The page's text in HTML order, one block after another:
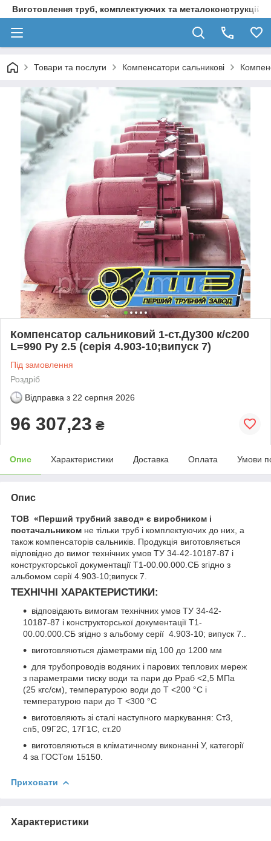
Виготовлення труб, комплектуючих та металоконструкцій
Товари та послуги Компенсатори сальникові
Компенсатор сальниковий 1-ст.Ду300 к/с200
L=990 Py 2.5 (серія 4.903-10;випуск 7)
Під замовлення
Роздріб
Відправка з 22 серпня 2026
96 307,23 ₴
Опис Характеристики Доставка Оплата Умови
Опис
ТОВ «Перший трубний завод» є виробником і
постачальником не тільки труб і комплектуючих до них, а
також компенсаторів сальників. Продукція виготовляється
відповідно до вимог технічних умов ТУ 34-42-10187-87 і
конструкторської документації Т1-00.00.000.СБ згідно з
альбомом серії 4.903-10;випуск 7.
ТЕХНІЧНІ ХАРАКТЕРИСТИКИ:
відповідають вимогам технічних умов ТУ 34-42-
10187-87 і конструкторської документації Т1-
00.00.000.СБ згідно з альбому серії 4.903-10; випуск 7..
виготовляються діаметрами від 100 до 1200 мм
для трубопроводів водяних і парових теплових мереж
з параметрами тиску води та пари до Рраб <2,5 МПа
(25 кгс/см), температурою води до Т <200 °C і
температурою пари до Т <300 °C
виготовляють зі сталі наступного маркування: Cт3,
cп5, 09Г2C, 17Г1C, cт.20
виготовляються в кліматичному виконанні У, категорії
4 за ГОСТом 15150.
Приховати
Характеристики